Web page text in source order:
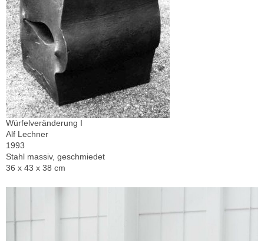
Würfelveränderung I
Alf Lechner
1993
Stahl massiv, geschmiedet
36 x 43 x 38 cm